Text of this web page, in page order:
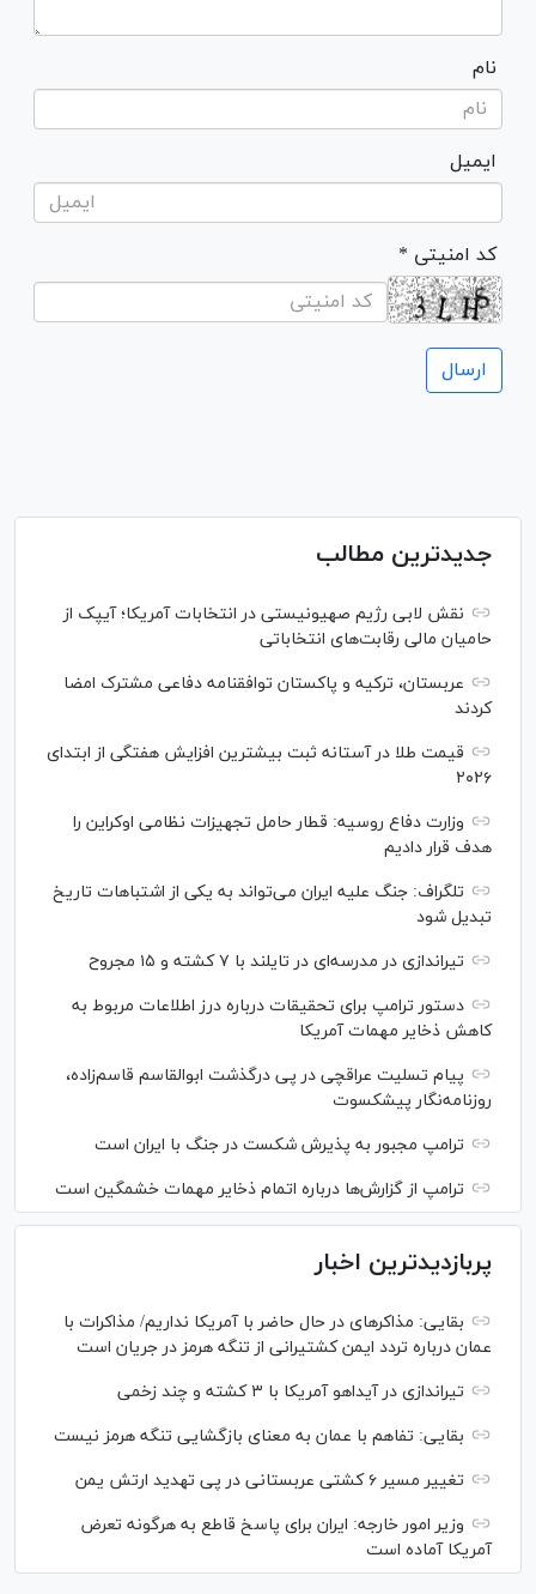
نام
ایمیل
* کد امنیتی
جدیدترین مطالب
نقش لابی رژیم صهیونیستی در انتخابات آمریکا؛ آیپک از
حامیان مالی رقابت‌های انتخاباتی
عربستان، ترکیه و پاکستان توافقنامه دفاعی مشترک امضا
کردند
قیمت طلا در آستانه ثبت بیشترین افزایش هفتگی از ابتدای
۲۰۲۶
وزارت دفاع روسیه: قطار حامل تجهیزات نظامی اوکراین را
هدف قرار دادیم
تلگراف: جنگ علیه ایران می‌تواند به یکی از اشتباهات تاریخ
تبدیل شود
تیراندازی در مدرسه‌ای در تایلند با ۷ کشته و ۱۵ مجروح
دستور ترامپ برای تحقیقات درباره درز اطلاعات مربوط به
کاهش ذخایر مهمات آمریکا
پیام تسلیت عراقچی در پی درگذشت ابوالقاسم قاسم‌زاده،
روزنامه‌نگار پیشکسوت
ترامپ مجبور به پذیرش شکست در جنگ با ایران است
ترامپ از گزارش‌ها درباره اتمام ذخایر مهمات خشمگین است
پربازدیدترین اخبار
بقایی: مذاکره‎ای در حال حاضر با آمریکا نداریم/ مذاکرات با
عمان درباره تردد ایمن کشتیرانی از تنگه هرمز در جریان است
تیراندازی در آیداهو آمریکا با ۳ کشته و چند زخمی
بقایی: تفاهم با عمان به معنای بازگشایی تنگه هرمز نیست
تغییر مسیر ۶ کشتی عربستانی در پی تهدید ارتش یمن
وزیر امور خارجه: ایران برای پاسخ قاطع به هرگونه تعرض
آمریکا آماده است